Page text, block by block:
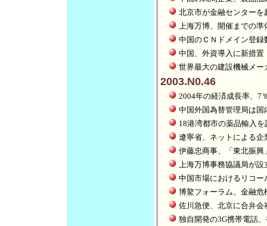
北京市が金融センター
上海万博、開催までの
中国のＣＮドメイン登
中国、外資導入に新措置
世界最大の建設機械メー
2003.N0.46
2004年の経済成長率、7
中国外国為替管理局は
18港湾都市の薬品輸入を
遼寧省、ネットによる
伊藤忠商事、「東北振
上海万博事務協議局が設
中国市場におけるリコー
博鰲フォーラム、金融
佐川急便、北京に合弁会
独自開発の3G携帯電話